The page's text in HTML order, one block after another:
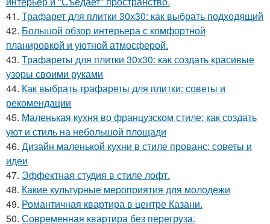
41. Трафарет для плитки 30х30: как выбрать подходящий
42. Большой обзор интерьера с комфортной
планировкой и уютной атмосферой.
43. Трафареты для плитки 30х30: как создать красивые
узоры своими руками
44. Как выбрать трафареты для плитки: советы и
рекомендации
45. Маленькая кухня во французском стиле: как создать
уют и стиль на небольшой площади
46. Дизайн маленькой кухни в стиле прованс: советы и
идеи
47. Эффектная студия в стиле лофт.
48. Какие культурные мероприятия для молодежи
49. Романтичная квартира в центре Казани.
50. Современная квартира без перегруза.